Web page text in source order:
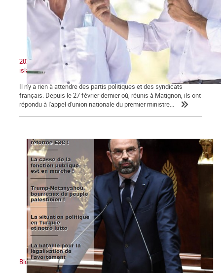
2020 : Unité nationale, patriotisme et lutte contre le séparatisme
islamiste
Il n'y a rien à attendre des partis politiques et des syndicats
français. Depuis le 27 février dernier où, réunis à Matignon, ils ont
répondu à l'appel d'union nationale du premier ministre...
Bloc notes, La Commune n° 123